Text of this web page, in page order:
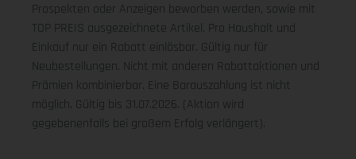
Prospekten oder Anzeigen beworben werden, sowie mit
TOP PREIS ausgezeichnete Artikel. Pro Haushalt und
Einkauf nur ein Rabatt einlösbar. Gültig nur für
Neubestellungen. Nicht mit anderen Rabattaktionen und
Prämien kombinierbar. Eine Barauszahlung ist nicht
möglich. Gültig bis 31.07.2026. (Aktion wird
gegebenenfalls bei großem Erfolg verlängert).